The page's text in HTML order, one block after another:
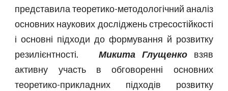
представила теоретико-методологічний аналіз
основних наукових досліджень стресостійкості
і основні підходи до формування й розвитку
резилієнтності. Микита Глущенковзяв
активну участь в обговоренні основних
теоретико-прикладних підходів розвитку